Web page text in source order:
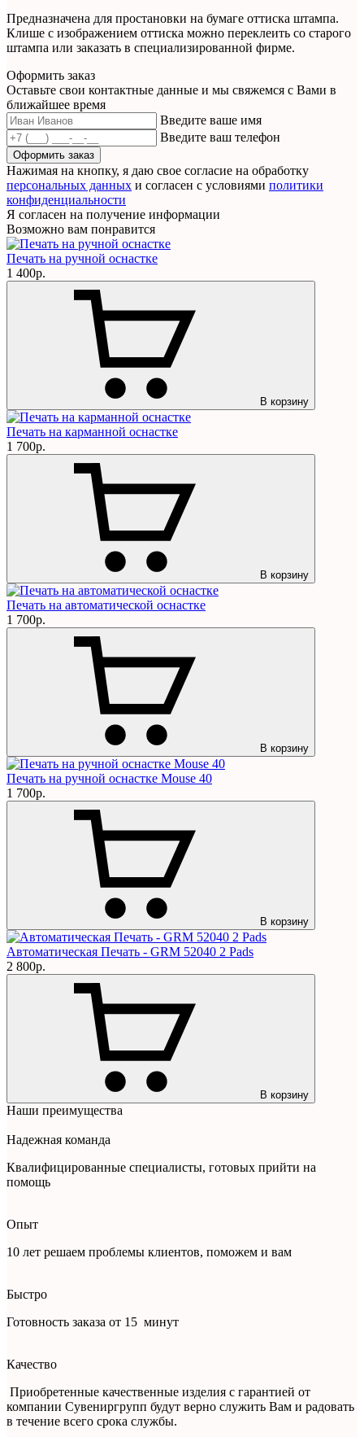
Предназначена для простановки на бумаге оттиска штампа.
Клише с изображением оттиска можно переклеить со старого
штампа или заказать в специализированной фирме.
Оформить заказ
Оставьте свои контактные данные и мы свяжемся с Вами в
ближайшее время
Введите ваше имя
Введите ваш телефон
Оформить заказ
Нажимая на кнопку, я даю свое согласие на обработку
персональных данных и согласен с условиями политики
конфиденциальности
Я согласен на получение информации
Возможно вам понравится
Печать на ручной оснастке
1 400р.
В корзину
Печать на карманной оснастке
1 700р.
В корзину
Печать на автоматической оснастке
1 700р.
В корзину
Печать на ручной оснастке Mouse 40
1 700р.
В корзину
Автоматическая Печать - GRM 52040 2 Pads
2 800р.
В корзину
Наши преимущества
Надежная команда
Квалифицированные специалисты, готовых прийти на
помощь
Опыт
10 лет решаем проблемы клиентов, поможем и вам
Быстро
Готовность заказа от 15 минут
Качество
Приобретенные качественные изделия с гарантией от
компании Сувениргрупп будут верно служить Вам и радовать
в течение всего срока службы.